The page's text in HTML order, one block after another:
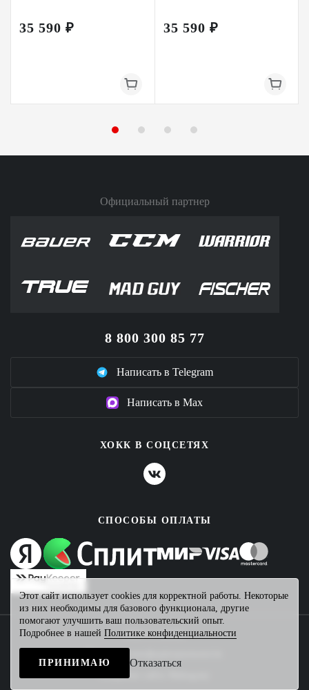
35 590 ₽ 35 590 ₽
Официальный партнер
8 800 300 85 77
Написать в Telegram
Написать в Max
ХОКК В СОЦСЕТЯХ
СПОСОБЫ ОПЛАТЫ
2026 © ХОКК
Создание сайта
Этот сайт использует cookies для корректной работы. Некоторые
из них необходимы для базового функционала, другие
помогают улучшить ваш пользовательский опыт.
Подробнее в нашей Политике конфиденциальности
ПРИНИМАЮ Отказаться